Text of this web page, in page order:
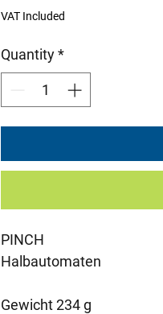
VAT Included
Quantity*
PINCH
Halbautomaten
Gewicht 234 g